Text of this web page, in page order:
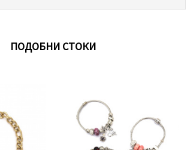
ПОДОБНИ СТОКИ